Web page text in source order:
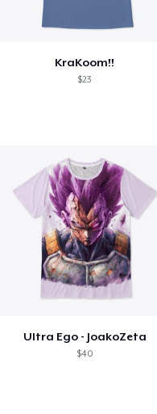
KraKoom!!
$23
Ultra Ego - JoakoZeta
$40